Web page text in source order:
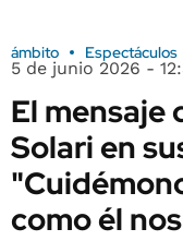
ámbito Espectáculos
5 de junio 2026 -
El mensaje
Solari en
como él